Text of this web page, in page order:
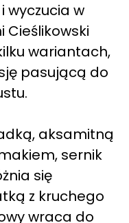
wyczucia w
Cieślikowski
wariantach,
pasującą do
aksamitną
sernik
się
z kruchego
wraca do